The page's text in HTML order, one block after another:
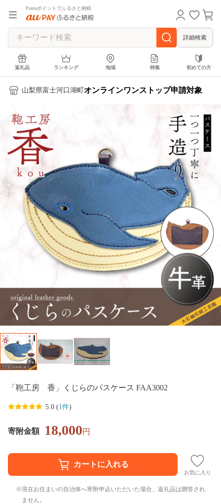
Pontaポイントでふるさと納税
詳細検索
返礼品 ランキング 地域 特集 初めての方
山梨県富士河口湖町 オンラインワンストップ申請対象
「鞄工房 香」くじらのパスケース FAA3002
5.0 (1件)
寄附金額 18,000円
お気に入り
現在お住まいの自治体へ寄附申込いただいた場合、返礼品は贈答され
ません。